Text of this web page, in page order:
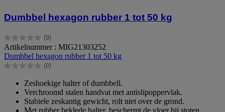
Dumbbel hexagon rubber 1 tot 50 kg
(0)
0.0
van
de
5
Artikelnummer : MIG21303252
Dumbbel hexagon rubber 1 tot 50 kg
(0)
0.0
sterren.
Zeshoekige halter of dumbbell.
Verchroomd stalen handvat met antislipoppervlak.
Stabiele zeskantig gewicht, rolt niet over de grond.
Met rubber beklede halter, beschermt de vloer bij stoten.